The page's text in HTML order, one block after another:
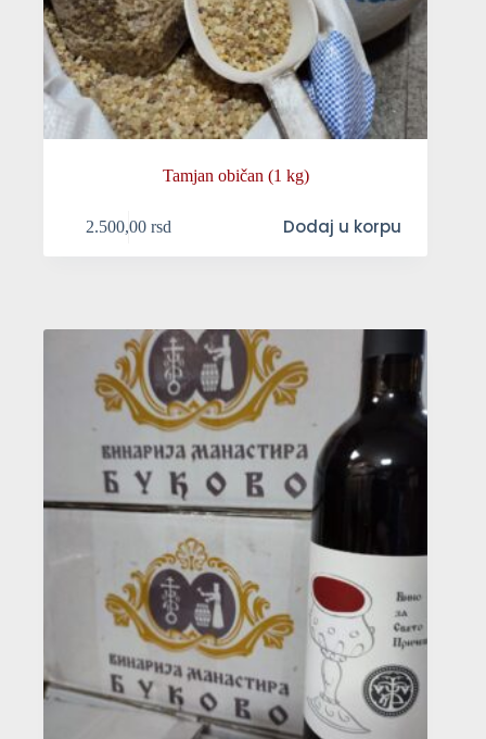
Tamjan običan (1 kg)
2.500,00rsd Dodaj u korpu